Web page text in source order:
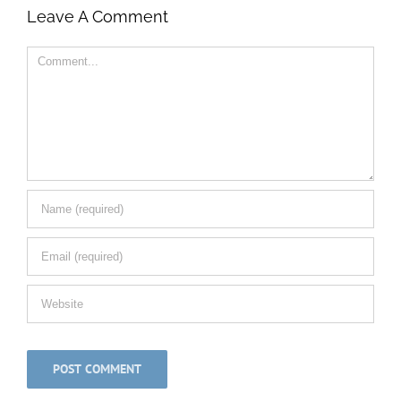
Leave A Comment
Comment